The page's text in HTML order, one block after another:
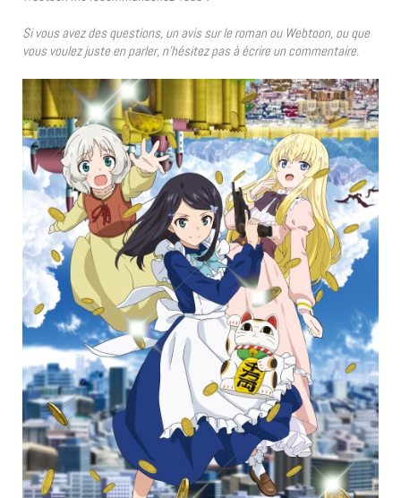
Si vous avez des questions, un avis sur le roman ou Webtoon, ou que
vous voulez juste en parler, n’hésitez pas à écrire un commentaire.